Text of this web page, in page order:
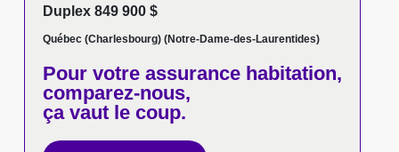
Duplex 849 900 $
Québec (Charlesbourg) (Notre-Dame-des-Laurentides)
Pour votreassurance habitation,
comparez-nous,
ça vaut le coup.